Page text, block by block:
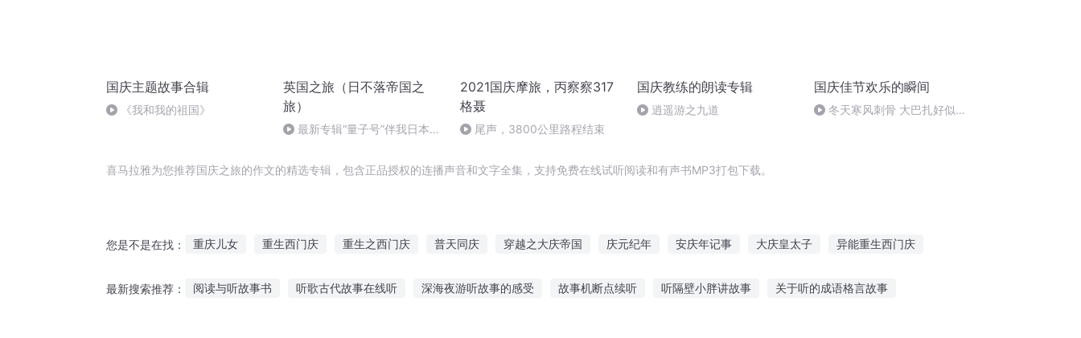
国庆主题故事合辑
《我和我的祖国》
英国之旅（日不落帝国之
旅）
最新专辑“量子号”伴我日本行
2021国庆摩旅，丙察察317
格聂
尾声，3800公里路程结束
国庆教练的朗读专辑
逍遥游之九道
国庆佳节欢乐的瞬间
冬天寒风刺骨 大巴扎好似温
喜马拉雅为您推荐国庆之旅的作文的精选专辑，包含正品授权的连播声音和文字全集，支持免费在线试听阅读和有声书MP3打包下载。
您是不是在找： 重庆儿女 重生西门庆 重生之西门庆 普天同庆 穿越之大庆帝国 庆元纪年 安庆年记事 大庆皇太子 异能重生西门庆
最新搜索推荐： 阅读与听故事书 听歌古代故事在线听 深海夜游听故事的感受 故事机断点续听 听隔壁小胖讲故事 关于听的成语格言故事